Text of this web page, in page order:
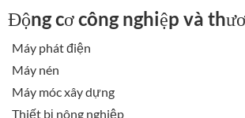
Động cơ công nghiệp và
Máy phát điện
Máy nén
Máy móc xây dựng
Thiết bị nông nghiệp